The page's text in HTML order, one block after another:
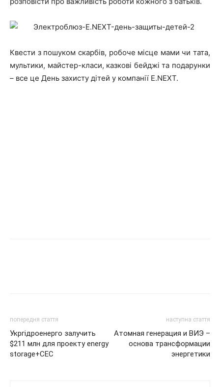
Квести з пошуком скарбів, робоче місце мами чи тата,
мультики, майстер-класи, казкові бейджі та подарунки
– все це День захисту дітей у компанії E.NEXT.
попередня стаття
Укргідроенерго залучить
$211 млн для проекту energy
storage+СЕС
наступна стаття
Атомная генерация и ВИЭ –
основа трансформации
энергетики